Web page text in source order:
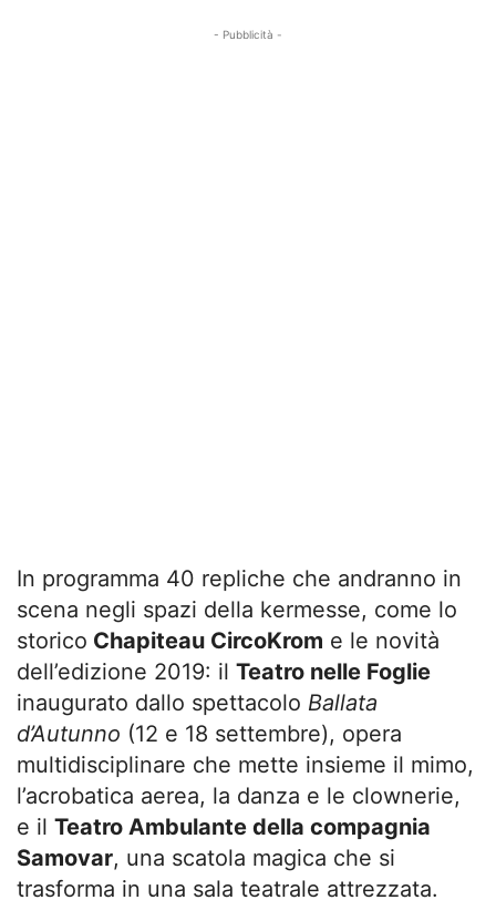
- Pubblicità -
In programma 40 repliche che andranno in
scena negli spazi della kermesse, come lo
storico Chapiteau CircoKrom e le novità
dell’edizione 2019: il Teatro nelle Foglie
inaugurato dallo spettacolo Ballata
d’Autunno (12 e 18 settembre), opera
multidisciplinare che mette insieme il mimo,
l’acrobatica aerea, la danza e le clownerie,
e il Teatro Ambulante della compagnia
Samovar, una scatola magica che si
trasforma in una sala teatrale attrezzata.